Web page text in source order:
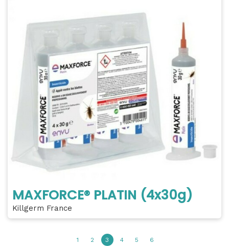
MAXFORCE® PLATIN (4x30g)
Killgerm France
1 2 3 4 5 6